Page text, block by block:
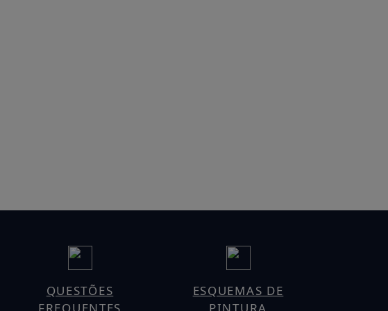
QUESTÕES
FREQUENTES
ESQUEMAS DE
PINTURA